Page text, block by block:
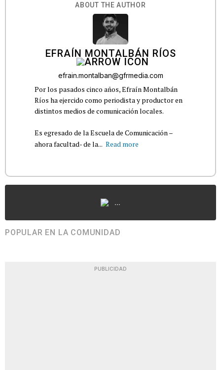
ABOUT THE AUTHOR
EFRAÍN MONTALBÁN RÍOS
efrain.montalban@gfrmedia.com
Por los pasados cinco años, Efraín Montalbán
Ríos ha ejercido como periodista y productor en
distintos medios de comunicación locales.
Es egresado de la Escuela de Comunicación –
ahora facultad- de la... Read more
...
POPULAR EN LA COMUNIDAD
PUBLICIDAD